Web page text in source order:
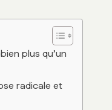
plus qu’un
radicale et